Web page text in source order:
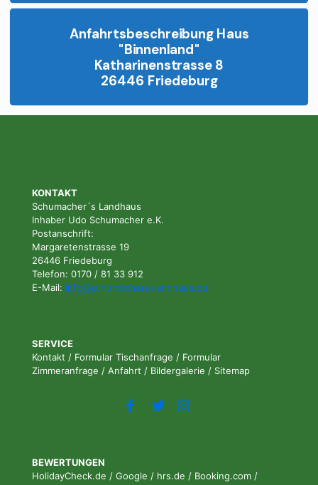
Anfahrtsbeschreibung Haus
"Binnenland"
Katharinenstrasse 8
26446 Friedeburg
KONTAKT
Schumacher´s Landhaus
Inhaber Udo Schumacher e.K.
Postanschrift:
Margaretenstrasse 19
26446 Friedeburg
Telefon: 0170 / 81 33 912
E-Mail: info@schumachers-landhaus.de
SERVICE
Kontakt / Formular Tischanfrage / Formular
Zimmeranfrage / Anfahrt / Bildergalerie / Sitemap
BEWERTUNGEN
HolidayCheck.de / Google / hrs.de / Booking.com /